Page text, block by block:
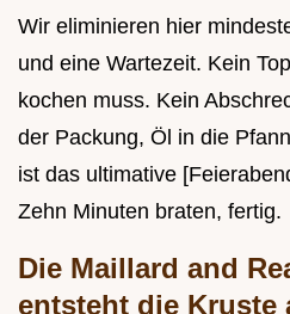
Wir eliminieren hier
und eine Wartezeit. Kein
kochen muss. Kein
der Packung, Öl in die
ist das ultimative
Zehn Minuten braten, fertig.
Die Maillard and
entsteht die Kruste